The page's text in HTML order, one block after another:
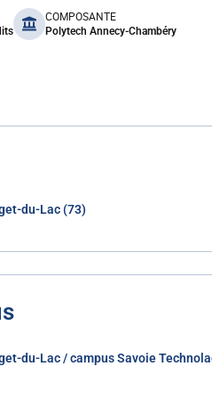
COMPOSANTE
Polytech Annecy-Chambéry
du-Lac (73)
du-Lac / campus Savoie